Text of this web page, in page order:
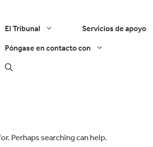
El Tribunal Servicios de apoyo
Póngase en contacto con
Perhaps searching can help.